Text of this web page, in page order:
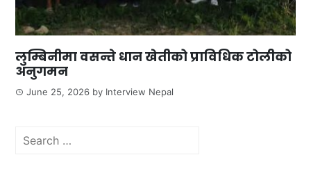
लुम्बिनीमा वसन्ते धान खेतीको प्राविधिक टोलीको
अनुगमन
June 25, 2026 by Interview Nepal
Search